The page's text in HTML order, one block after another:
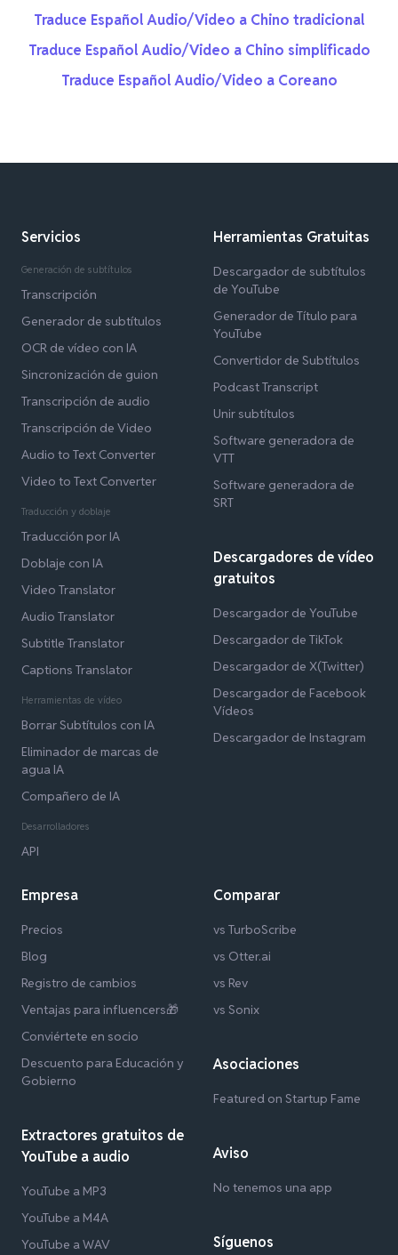
Traduce Español Audio/Video a Chino tradicional
Traduce Español Audio/Video a Chino simplificado
Traduce Español Audio/Video a Coreano
Servicios
Generación de subtítulos
Transcripción
Generador de subtítulos
OCR de vídeo con IA
Sincronización de guion
Transcripción de audio
Transcripción de Video
Audio to Text Converter
Video to Text Converter
Traducción y doblaje
Traducción por IA
Doblaje con IA
Video Translator
Audio Translator
Subtitle Translator
Captions Translator
Herramientas de vídeo
Borrar Subtítulos con IA
Eliminador de marcas de
agua IA
Compañero de IA
Desarrolladores
API
Herramientas Gratuitas
Descargador de subtítulos
de YouTube
Generador de Título para
YouTube
Convertidor de Subtítulos
Podcast Transcript
Unir subtítulos
Software generadora de
VTT
Software generadora de
SRT
Descargadores de vídeo
gratuitos
Descargador de YouTube
Descargador de TikTok
Descargador de X(Twitter)
Descargador de Facebook
Vídeos
Descargador de Instagram
Empresa
Precios
Blog
Registro de cambios
Ventajas para influencers🎁
Conviértete en socio
Descuento para Educación y
Gobierno
Extractores gratuitos de
YouTube a audio
YouTube a MP3
YouTube a M4A
YouTube a WAV
Comparar
vs TurboScribe
vs Otter.ai
vs Rev
vs Sonix
Asociaciones
Featured on Startup Fame
Aviso
No tenemos una app
Síguenos